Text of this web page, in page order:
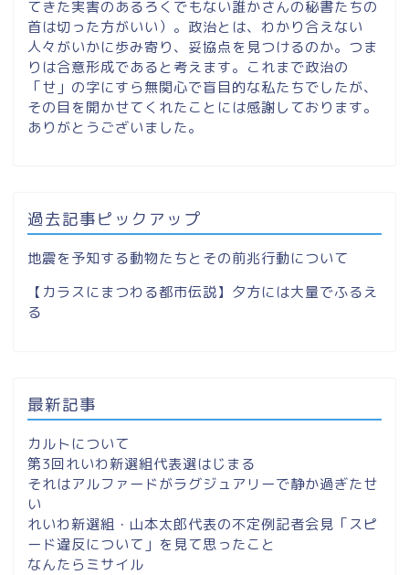
てきた実害のあるろくでもない誰かさんの秘書たちの
首は切った方がいい）。政治とは、わかり合えない
人々がいかに歩み寄り、妥協点を見つけるのか。つま
りは合意形成であると考えます。これまで政治の
「せ」の字にすら無関心で盲目的な私たちでしたが、
その目を開かせてくれたことには感謝しております。
ありがとうございました。
過去記事ピックアップ
地震を予知する動物たちとその前兆行動について
【カラスにまつわる都市伝説】夕方には大量でふるえ
る
最新記事
カルトについて
第3回れいわ新選組代表選はじまる
それはアルファードがラグジュアリーで静か過ぎたせ
い
れいわ新選組・山本太郎代表の不定例記者会見「スピ
ード違反について」を見て思ったこと
なんたらミサイル